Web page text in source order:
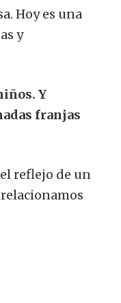
Hoy es una
y
Y
franjas
reflejo de un